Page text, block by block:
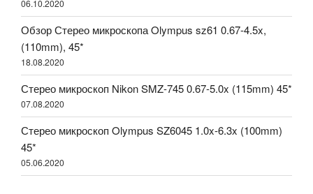
06.10.2020
Обзор Стерео микроскопа Olympus sz61 0.67-4.5x,
(110mm), 45*
18.08.2020
Стерео микроскоп Nikon SMZ-745 0.67-5.0x (115mm) 45*
07.08.2020
Стерео микроскоп Olympus SZ6045 1.0x-6.3x (100mm)
45*
05.06.2020